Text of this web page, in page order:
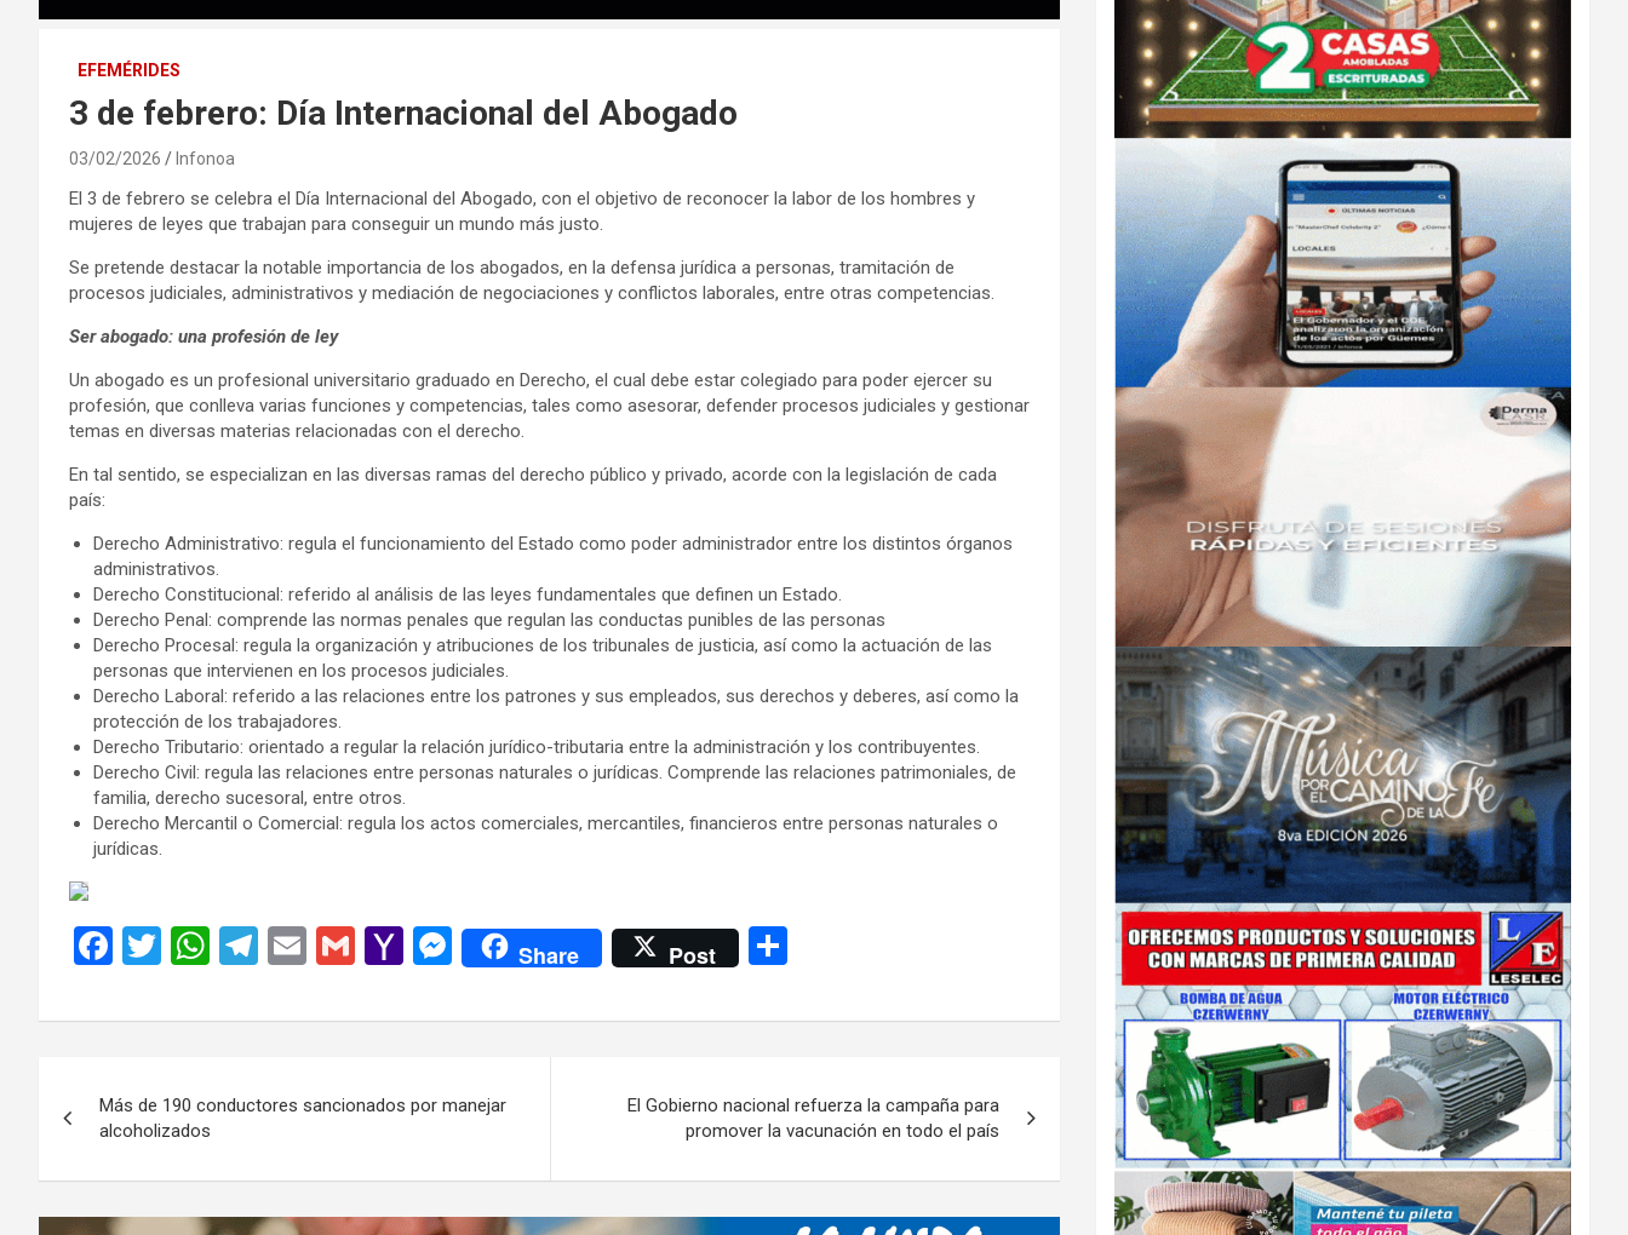
EFEMÉRIDES
3 de febrero: Día Internacional del Abogado
03/02/2026 Infonoa
El 3 de febrero se celebra el Día Internacional del Abogado, con el objetivo de reconocer la labor de los hombres y
mujeres de leyes que trabajan para conseguir un mundo más justo.
Se pretende destacar la notable importancia de los abogados, en la defensa jurídica a personas, tramitación de
procesos judiciales, administrativos y mediación de negociaciones y conflictos laborales, entre otras competencias.
Ser abogado: una profesión de ley
Un abogado es un profesional universitario graduado en Derecho, el cual debe estar colegiado para poder ejercer su
profesión, que conlleva varias funciones y competencias, tales como asesorar, defender procesos judiciales y gestionar
temas en diversas materias relacionadas con el derecho.
En tal sentido, se especializan en las diversas ramas del derecho público y privado, acorde con la legislación de cada
país:
Derecho Administrativo: regula el funcionamiento del Estado como poder administrador entre los distintos órganos
administrativos.
Derecho Constitucional: referido al análisis de las leyes fundamentales que definen un Estado.
Derecho Penal: comprende las normas penales que regulan las conductas punibles de las personas
Derecho Procesal: regula la organización y atribuciones de los tribunales de justicia, así como la actuación de las
personas que intervienen en los procesos judiciales.
Derecho Laboral: referido a las relaciones entre los patrones y sus empleados, sus derechos y deberes, así como la
protección de los trabajadores.
Derecho Tributario: orientado a regular la relación jurídico-tributaria entre la administración y los contribuyentes.
Derecho Civil: regula las relaciones entre personas naturales o jurídicas. Comprende las relaciones patrimoniales, de
familia, derecho sucesoral, entre otros.
Derecho Mercantil o Comercial: regula los actos comerciales, mercantiles, financieros entre personas naturales o
jurídicas.
F
ce
o
o
k
T
tt
W
at
A
p
T
e
a
E
ail
G
ail
Y
h
o
ail
M
se
g
Share Post
m
ar
tir
de
entradas
Más de 190 conductores sancionados por manejar
alcoholizados
El Gobierno nacional refuerza la campaña para
promover la vacunación en todo el país